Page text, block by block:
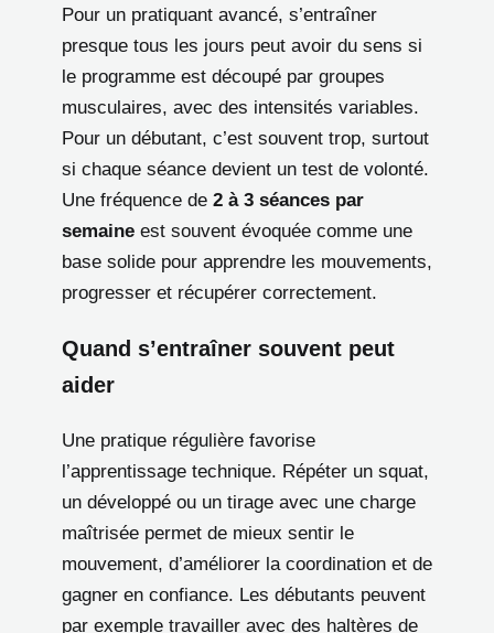
Pour un pratiquant avancé, s’entraîner
presque tous les jours peut avoir du sens si
le programme est découpé par groupes
musculaires, avec des intensités variables.
Pour un débutant, c’est souvent trop, surtout
si chaque séance devient un test de volonté.
Une fréquence de 2 à 3 séances par
semaine est souvent évoquée comme une
base solide pour apprendre les mouvements,
progresser et récupérer correctement.
Quand s’entraîner souvent peut
aider
Une pratique régulière favorise
l’apprentissage technique. Répéter un squat,
un développé ou un tirage avec une charge
maîtrisée permet de mieux sentir le
mouvement, d’améliorer la coordination et de
gagner en confiance. Les débutants peuvent
par exemple travailler avec des haltères de